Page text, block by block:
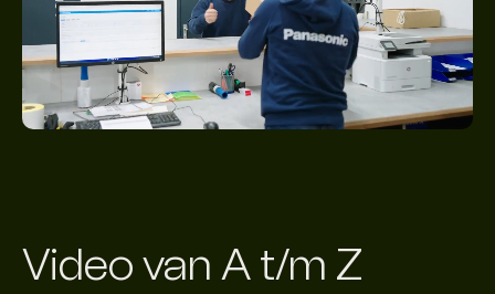
Video van A t/m Z